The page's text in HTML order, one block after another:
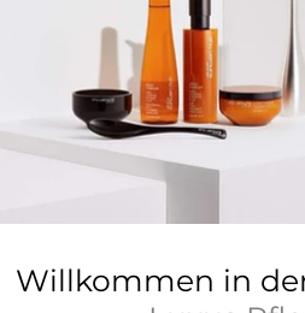
Willkommen in